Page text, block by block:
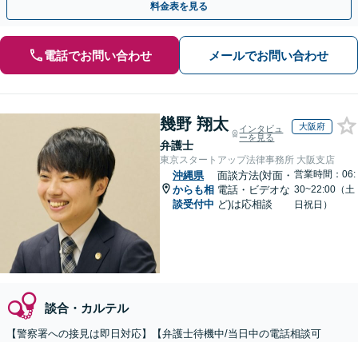
料金表を見る
電話でお問い合わせ メールでお問い合わせ
幾野 翔太
弁護士
インタビュ
ーを見る
大阪府
東京スタートアップ法律事務所 大阪支店
沖縄県
からも相
談受付中
面談方法(対面・
電話・ビデオな
ど)は応相談
営業時間：06:
30~22:00（土
日祝日）
談合・カルテル
【警察署への接見は即日対応】【弁護士待機中/当日中の電話相談可